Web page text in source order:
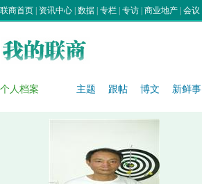
联商首页 资讯中心 数据 专栏 专访 商业地产 会议
个人档案 主题 跟帖 博文 新鲜事